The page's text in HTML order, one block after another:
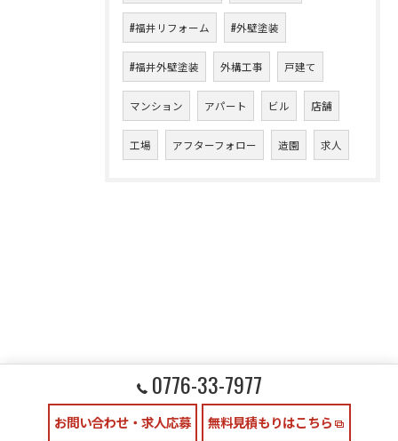
#福井リフォーム #外壁塗装
#福井外壁塗装 外構工事 戸建て
マンション アパート ビル 店舗
工場 アフターフォロー 造園 求人
0776-33-7977
お問い合わせ・求人応募 無料見積もりはこちら